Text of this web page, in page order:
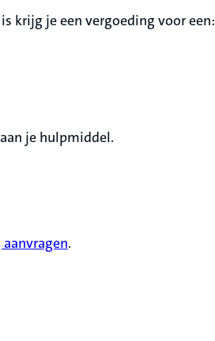
krijg je een vergoeding voor een:
je hulpmiddel.
.